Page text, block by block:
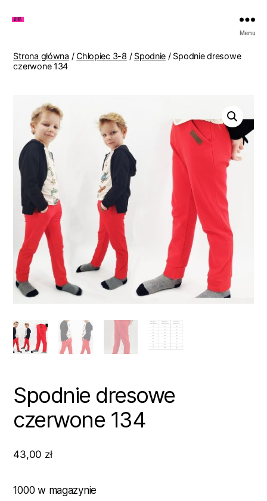
Lenki
Menu
Strona główna /Chłopiec 3-8 / Spodnie / Spodnie dresowe
czerwone 134
Spodnie dresowe
czerwone 134
43,00 zł
1000 w magazynie